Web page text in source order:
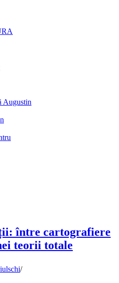
Augustin
între cartografiere
teorii totale